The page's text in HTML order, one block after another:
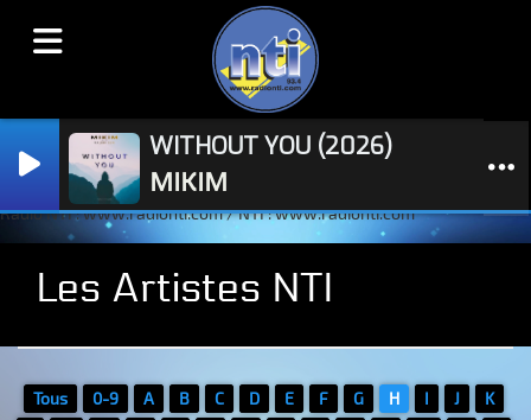
Radio NTI : www.radionti.com / NTI : www.radionti.com
WITHOUT YOU (2026)
MIKIM
Les Artistes NTI
Tous 0-9 A B C D E F G H I J
K